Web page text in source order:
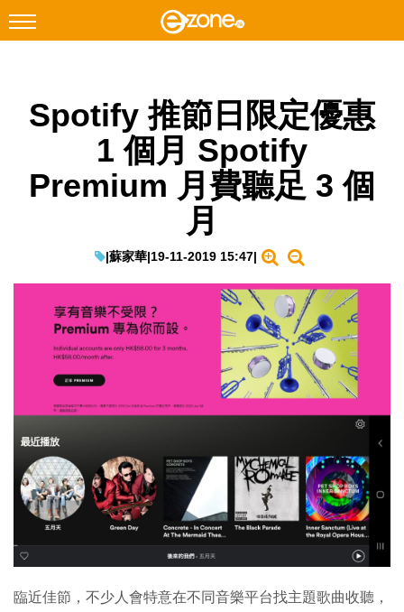
Facebook Instagram
網絡生活
EduTech
IT Times
生成式AI與雲端應用
Spotify 推節日限定優惠
1 個月 Spotify
Premium 月費聽足 3 個
月
|蘇家華|19-11-2019 15:47|
臨近佳節，不少人會特意在不同音樂平台找主題歌曲收聽，